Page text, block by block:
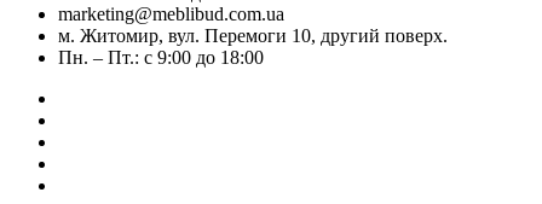
marketing@meblibud.com.ua
м. Житомир, вул. Перемоги 10, другий поверх.
Пн. – Пт.: с 9:00 до 18:00